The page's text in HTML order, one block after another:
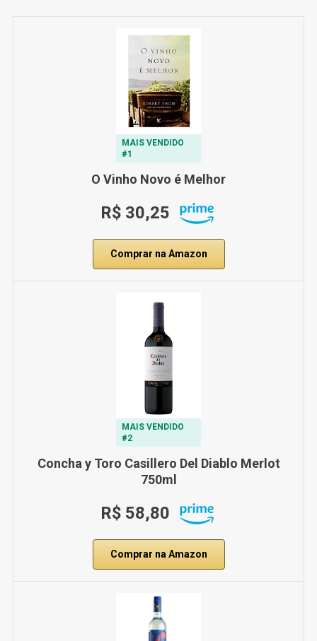
MAIS VENDIDO
#1
O Vinho Novo é Melhor
R$ 30,25
Comprar na Amazon
MAIS VENDIDO
#2
Concha y Toro Casillero Del Diablo Merlot
750ml
R$ 58,80
Comprar na Amazon